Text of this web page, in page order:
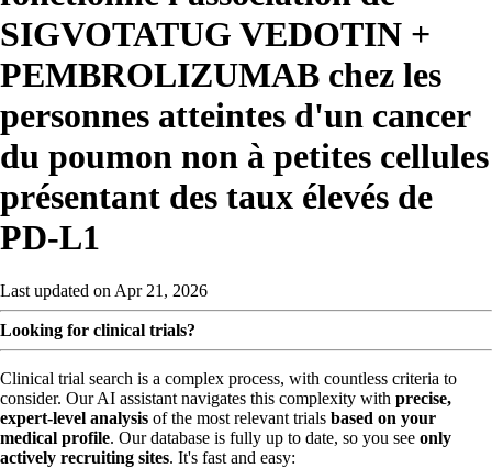
SIGVOTATUG VEDOTIN +
PEMBROLIZUMAB chez les
personnes atteintes d'un cancer
du poumon non à petites cellules
présentant des taux élevés de
PD-L1
Last updated on Apr 21, 2026
Looking for clinical trials?
Clinical trial search is a complex process, with countless criteria to
consider. Our AI assistant navigates this complexity with precise,
expert-level analysis of the most relevant trials based on your
medical profile. Our database is fully up to date, so you see only
actively recruiting sites. It's fast and easy: